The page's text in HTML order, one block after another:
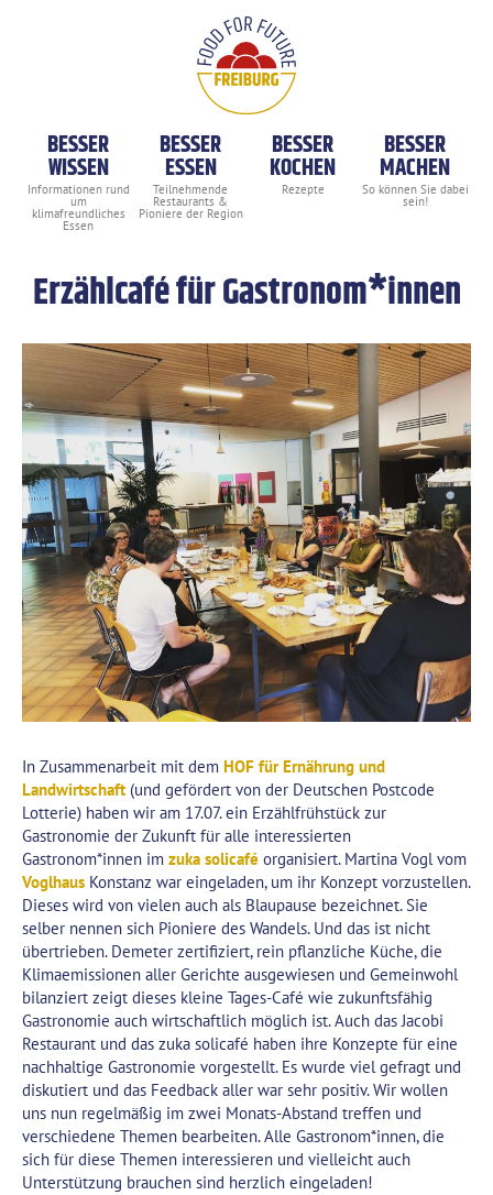
BESSER
WISSEN
BESSER
ESSEN
BESSER
KOCHEN
BESSER
MACHEN
Erzählcafé für Gastronom*innen
In Zusammenarbeit mit dem HOF für Ernährung und
Landwirtschaft (und gefördert von der Deutschen Postcode
Lotterie) haben wir am 17.07. ein Erzählfrühstück zur
Gastronomie der Zukunft für alle interessierten
Gastronom*innen im zuka solicafé organisiert. Martina Vogl vom
Voglhaus Konstanz war eingeladen, um ihr Konzept vorzustellen.
Dieses wird von vielen auch als Blaupause bezeichnet. Sie
selber nennen sich Pioniere des Wandels. Und das ist nicht
übertrieben. Demeter zertifiziert, rein pflanzliche Küche, die
Klimaemissionen aller Gerichte ausgewiesen und Gemeinwohl
bilanziert zeigt dieses kleine Tages-Café wie zukunftsfähig
Gastronomie auch wirtschaftlich möglich ist. Auch das Jacobi
Restaurant und das zuka solicafé haben ihre Konzepte für eine
nachhaltige Gastronomie vorgestellt. Es wurde viel gefragt und
diskutiert und das Feedback aller war sehr positiv. Wir wollen
uns nun regelmäßig im zwei Monats-Abstand treffen und
verschiedene Themen bearbeiten. Alle Gastronom*innen, die
sich für diese Themen interessieren und vielleicht auch
Unterstützung brauchen sind herzlich eingeladen!